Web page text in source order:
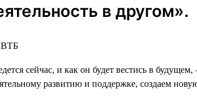
в другом».
сейчас, и как он будет вестись в
развитию и поддержке, создаем